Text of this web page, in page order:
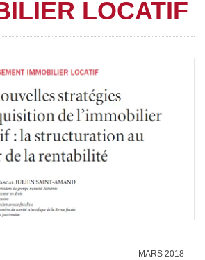
LOCATIF
MARS 2018